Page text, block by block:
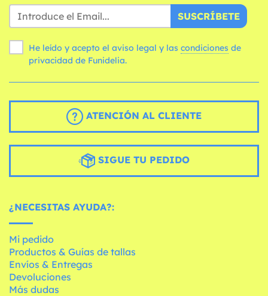
SUSCRÍBETE
He leído y acepto el aviso legal y las condiciones
privacidad de Funidelia.
ATENCIÓN AL CLIENTE
SIGUE TU PEDIDO
¿NECESITAS AYUDA?:
Mi pedido
Productos & Guías de tallas
Envíos & Entregas
Devoluciones
Más dudas